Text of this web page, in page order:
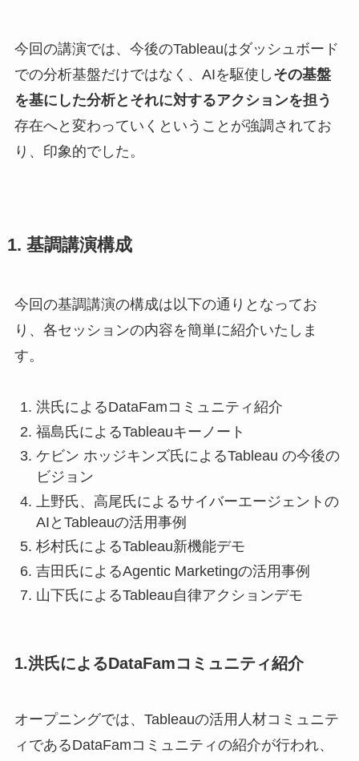
今回の講演では、今後のTableauはダッシュボード
での分析基盤だけではなく、AIを駆使し その基盤
を基にした分析とそれに対するアクションを担う
存在へと変わっていくということが強調されてお
り、印象的でした。
1. 基調講演構成
今回の基調講演の構成は以下の通りとなってお
り、各セッションの内容を簡単に紹介いたしま
す。
洪氏によるDataFamコミュニティ紹介
福島氏によるTableauキーノート
ケビン ホッジキンズ氏によるTableau の今後の
ビジョン
上野氏、高尾氏によるサイバーエージェントの
AIとTableauの活用事例
杉村氏によるTableau新機能デモ
吉田氏によるAgentic Marketingの活用事例
山下氏によるTableau自律アクションデモ
1.洪氏によるDataFamコミュニティ紹介
オープニングでは、Tableauの活用人材コミュニテ
ィであるDataFamコミュニティの紹介が行われ、